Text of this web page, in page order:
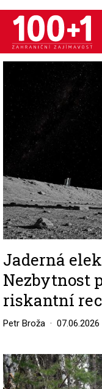
Přejít
hlavnímu
obsahu
Image
Jaderná
Nezbytnost
riskantní
Petr Broža 07.06.2026
Image